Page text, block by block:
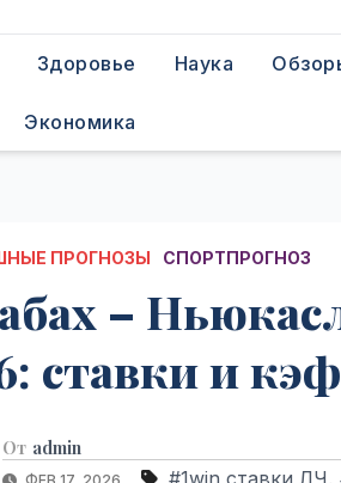
Здоровье Наука
Экономика
ПРОГНОЗЫ СПОРТПРОГНОЗ
–
ставки и
От admin
#1win ставки ЛЧ,